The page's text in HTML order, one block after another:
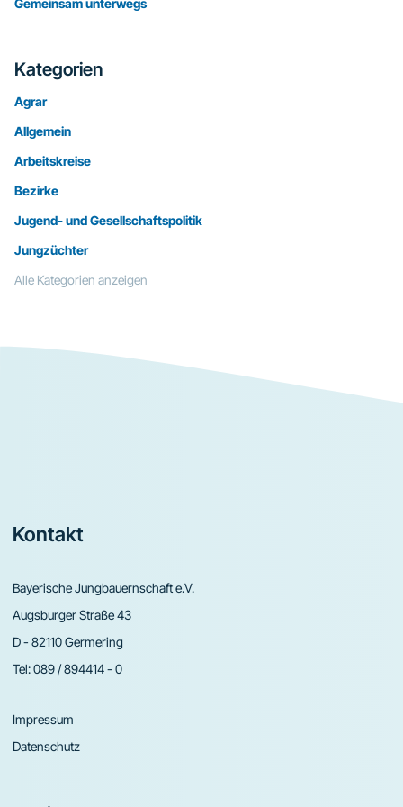
Gemeinsam unterwegs
Kategorien
Agrar
Allgemein
Arbeitskreise
Bezirke
Jugend- und Gesellschaftspolitik
Jungzüchter
Alle Kategorien anzeigen
Footer
Kontakt
Bayerische Jungbauernschaft e.V.
Augsburger Straße 43
D - 82110 Germering
Tel:089 / 894414 - 0
Impressum
Datenschutz